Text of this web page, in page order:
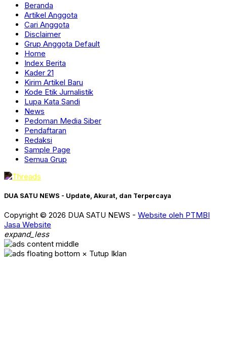
Beranda
Artikel Anggota
Cari Anggota
Disclaimer
Grup Anggota Default
Home
Index Berita
Kader 21
Kirim Artikel Baru
Kode Etik Jurnalistik
Lupa Kata Sandi
News
Pedoman Media Siber
Pendaftaran
Redaksi
Sample Page
Semua Grup
DUA SATU NEWS - Update, Akurat, dan Terpercaya
Copyright © 2026 DUA SATU NEWS - Website oleh PTMBI
Jasa Website
expand_less
× Tutup Iklan